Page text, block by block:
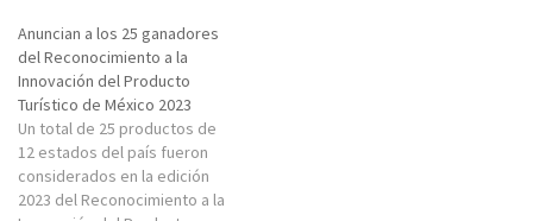
Anuncian a los 25 ganadores
del Reconocimiento a la
Innovación del Producto
Turístico de México 2023
Un total de 25 productos de
12 estados del país fueron
considerados en la edición
2023 del Reconocimiento a la